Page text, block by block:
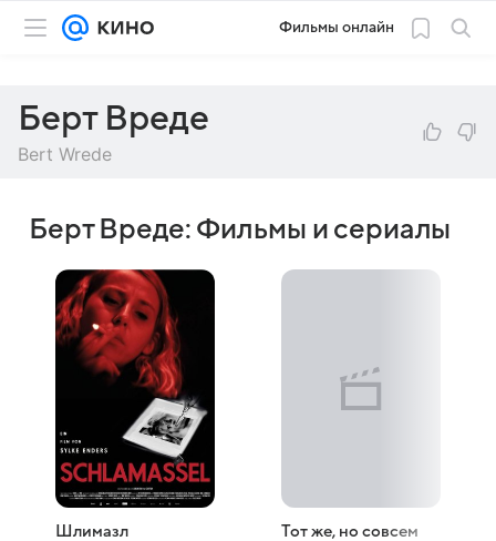
Фильмы онлайн
Берт Вреде
Bert Wrede
Берт Вреде: Фильмы и сериалы
Шлимазл
Тот же, но совсем